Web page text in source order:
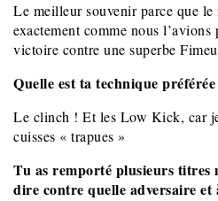
Le meilleur souvenir parce que le
exactement comme nous
victoire contre une superbe
Quelle est ta technique
Le clinch ! Et les Low Kick, car
cuisses « trapues »
Tu as remporté plusieurs titres
dire contre quelle adversaire et